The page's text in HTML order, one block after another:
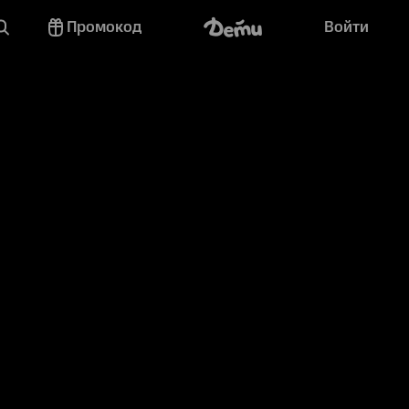
Промокод Войти